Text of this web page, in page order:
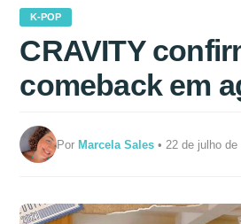
K-POP
CRAVITY
comeback em
PorMarcela Sales • 22 de julho